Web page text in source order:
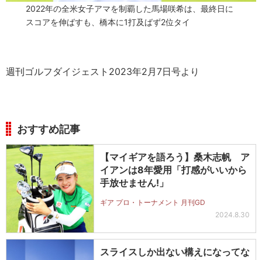
2022年の全米女子アマを制覇した馬場咲希は、最終日に
スコアを伸ばすも、橋本に1打及ばず2位タイ
週刊ゴルフダイジェスト2023年2月7日号より
おすすめ記事
【マイギアを語ろう】桑木志帆 ア
イアンは8年愛用「打感がいいから
手放せません!」
ギア プロ・トーナメント 月刊GD
2024.8.30
スライスしか出ない構えになってな